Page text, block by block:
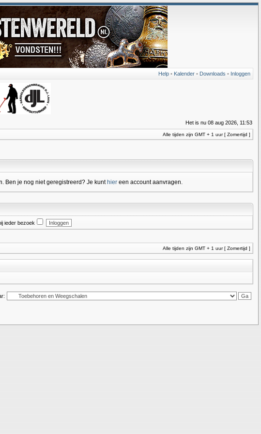
Help • Kalender • Downloads • Inloggen
Het is nu 08 aug 2026, 11:53
Alle tijden zijn GMT + 1 uur [ Zomertijd ]
Ben je nog niet geregistreerd? Je kunt hiereen account aanvragen.
ieder bezoek
Alle tijden zijn GMT + 1 uur [ Zomertijd ]